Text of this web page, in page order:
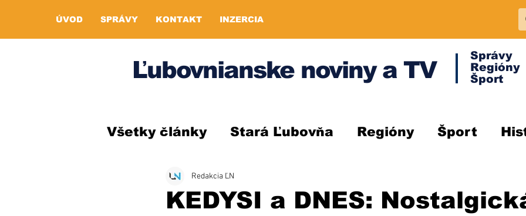
ÚVOD SPRÁVY KONTAKT INZERCIA
Ľubovnianske noviny a TV
Správy
Regióny
Šport
Všetky články Stará Ľubovňa Regióny Šport
KEDYSI a DNES:
Redakcia ĽN